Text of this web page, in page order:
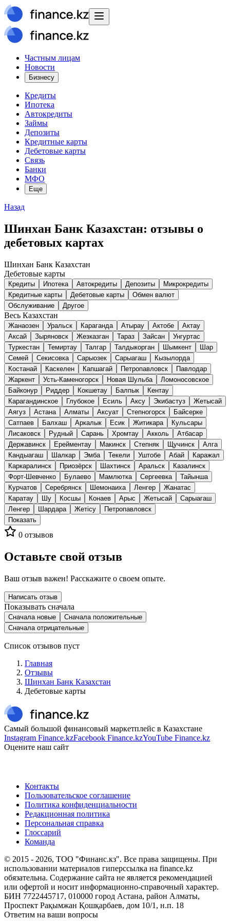
Частным лицам
Новости
Бизнесу
Кредиты
Ипотека
Автокредиты
Займы
Депозиты
Кредитные карты
Дебетовые карты
Связь
Банки
МФО
Еще
Назад
Шинхан Банк Казахстан: отзывы о
дебетовых картах
Шинхан Банк Казахстан
Дебетовые карты
Кредиты Ипотека Автокредиты Депозиты
Микрокредиты
Кредитные карты
Дебетовые карты
Обмен валют
Обслуживание
Другое
Весь Казахстан
Жанаозен Уральск Караганда Атырау Актобе
Актау
Аксай
Зыряновск Жезказган Тараз Зайсан
Унгуртас
Туркестан
Темиртау Талгар Талдыкорган Шымкент
Шар
Семей
Секисовка Сарыозек Сарыагаш
Кызылорда
Костанай
Каскелен Капшагай Петропавловск
Павлодар
Жаркент
Усть-Каменогорск Новая Шульба
Ломоносовское
Байконур
Риддер Кокшетау Балпык
Кентау
Карагандинское
Глубокое Есиль Аксу Экибастуз
Жетысай
Аягуз
Астана Алматы Аксуат Степногорск
Байсерке
Сатпаев
Балхаш Аркалык Есик Житикара
Кульсары
Лисаковск
Рудный Сарань Хромтау Акколь
Атбасар
Державинск
Ерейментау Макинск Степняк Щучинск
Алга
Кандыагаш
Шалкар Эмба Текели Уштобе Абай
Каражал
Каркаралинск
Приозёрск Шахтинск Аральск
Казалинск
Форт-Шевченко
Булаево Мамлютка Сергеевка
Тайынша
Курчатов
Серебрянск Шемонаиха Ленгер
Жанатас
Каратау
Шу Косшы Конаев Арыс Жетысай
Сарыагаш
Ленгер
Шардара Жетісу
Петропавловск
Показать
0 отзывов
Оставьте свой отзыв
Ваш отзыв важен! Расскажите о своем опыте.
Написать отзыв
Показывать сначала
Сначала новые
Сначала положительные
Сначала отрицательные
Список отзывов пуст
Главная
Отзывы
Шинхан Банк Казахстан
Дебетовые карты
Самый большой финансовый маркетплейс в Казахстане
Instagram Finance.kzFacebook Finance.kzYouTube Finance.kz
Оцените наш сайт
Контакты
Пользовательское соглашение
Политика конфиденциальности
Редакционная политика
Персональная справка
Глоссарий
Команда
© 2015 - 2026, ТОО "Финанс.кз". Все права защищены. При
использовании материалов гиперссылка на finance.kz
обязательна. Содержание сайта не является рекомендацией
или офертой и носит информационно-справочный характер.
БИН 7722445717, 010000 город Астана, район Алматы,
Проспект Рақымжан Қошқарбаев, дом 10/1, н.п. 18
Ответим на ваши вопросы